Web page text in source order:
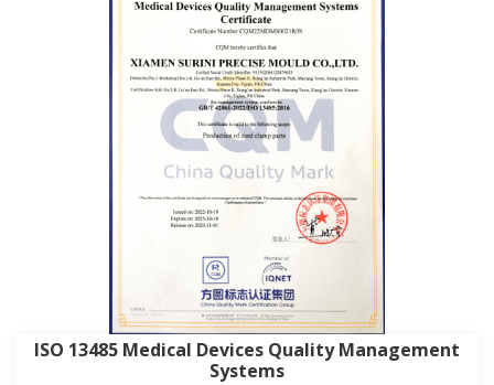
ISO 13485 Medical Devices Quality Management
Systems